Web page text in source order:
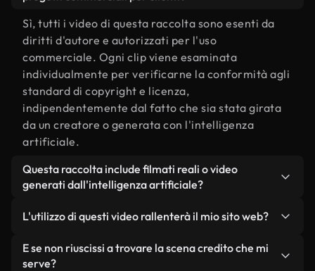
Sì, tutti i video di questa raccolta sono esenti da
diritti d'autore e autorizzati per l'uso
commerciale. Ogni clip viene esaminata
individualmente per verificarne la conformità agli
standard di copyright e licenza,
indipendentemente dal fatto che sia stata girata
da un creatore o generata con l'intelligenza
artificiale.
Questa raccolta include filmati reali o video
generati dall'intelligenza artificiale?
da filmati reali, girati da persone, relativi a
credito, e da video generati dall'intelligenza
artificiale. Ogni video è chiaramente etichettato,
L'utilizzo di questi video rallenterà il mio sito web?
Non se scegli le nostre versioni ottimizzate.
Offriamo formati leggeri e pronti per il web,
E se non riuscissi a trovare la scena credito che mi
serve?